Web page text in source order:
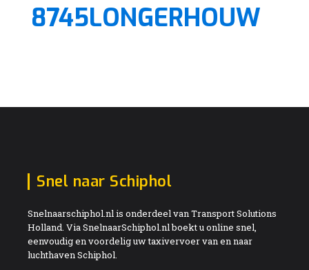
8745LONGERHOUW
Snel naar Schiphol
Snelnaarschiphol.nl is onderdeel van Transport Solutions
Holland. Via SnelnaarSchiphol.nl boekt u online snel,
eenvoudig en voordelig uw taxivervoer van en naar
luchthaven Schiphol.